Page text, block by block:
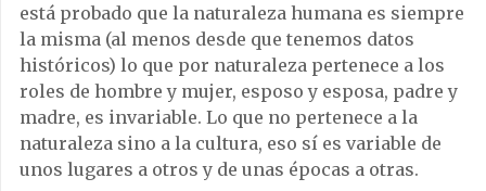
está probado que la naturaleza humana es siempre
la misma (al menos desde que tenemos datos
históricos) lo que por naturaleza pertenece a los
roles de hombre y mujer, esposo y esposa, padre y
madre, es invariable. Lo que no pertenece a la
naturaleza sino a la cultura, eso sí es variable de
unos lugares a otros y de unas épocas a otras.